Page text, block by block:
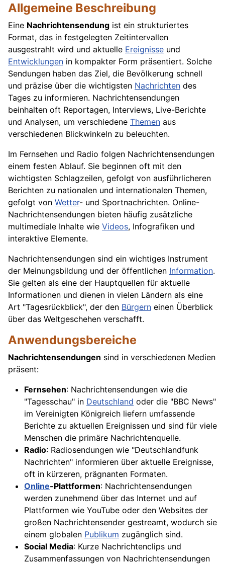
Allgemeine Beschreibung
Eine Nachrichtensendung ist ein strukturiertes
Format, das in festgelegten Zeitintervallen
ausgestrahlt wird und aktuelle Ereignisse und
Entwicklungen in kompakter Form präsentiert. Solche
Sendungen haben das Ziel, die Bevölkerung schnell
und präzise über die wichtigsten Nachrichten des
Tages zu informieren. Nachrichtensendungen
beinhalten oft Reportagen, Interviews, Live-Berichte
und Analysen, um verschiedene Themen aus
verschiedenen Blickwinkeln zu beleuchten.
Im Fernsehen und Radio folgen Nachrichtensendungen
einem festen Ablauf. Sie beginnen oft mit den
wichtigsten Schlagzeilen, gefolgt von ausführlicheren
Berichten zu nationalen und internationalen Themen,
gefolgt von Wetter- und Sportnachrichten. Online-
Nachrichtensendungen bieten häufig zusätzliche
multimediale Inhalte wie Videos, Infografiken und
interaktive Elemente.
Nachrichtensendungen sind ein wichtiges Instrument
der Meinungsbildung und der öffentlichen Information.
Sie gelten als eine der Hauptquellen für aktuelle
Informationen und dienen in vielen Ländern als eine
Art "Tagesrückblick", der den Bürgern einen Überblick
über das Weltgeschehen verschafft.
Anwendungsbereiche
Nachrichtensendungen sind in verschiedenen Medien
präsent:
Fernsehen: Nachrichtensendungen wie die
"Tagesschau" in Deutschland oder die "BBC News"
im Vereinigten Königreich liefern umfassende
Berichte zu aktuellen Ereignissen und sind für viele
Menschen die primäre Nachrichtenquelle.
Radio: Radiosendungen wie "Deutschlandfunk
Nachrichten" informieren über aktuelle Ereignisse,
oft in kürzeren, prägnanten Formaten.
Online-Plattformen: Nachrichtensendungen
werden zunehmend über das Internet und auf
Plattformen wie YouTube oder den Websites der
großen Nachrichtensender gestreamt, wodurch sie
einem globalen Publikum zugänglich sind.
Social Media: Kurze Nachrichtenclips und
Zusammenfassungen von Nachrichtensendungen